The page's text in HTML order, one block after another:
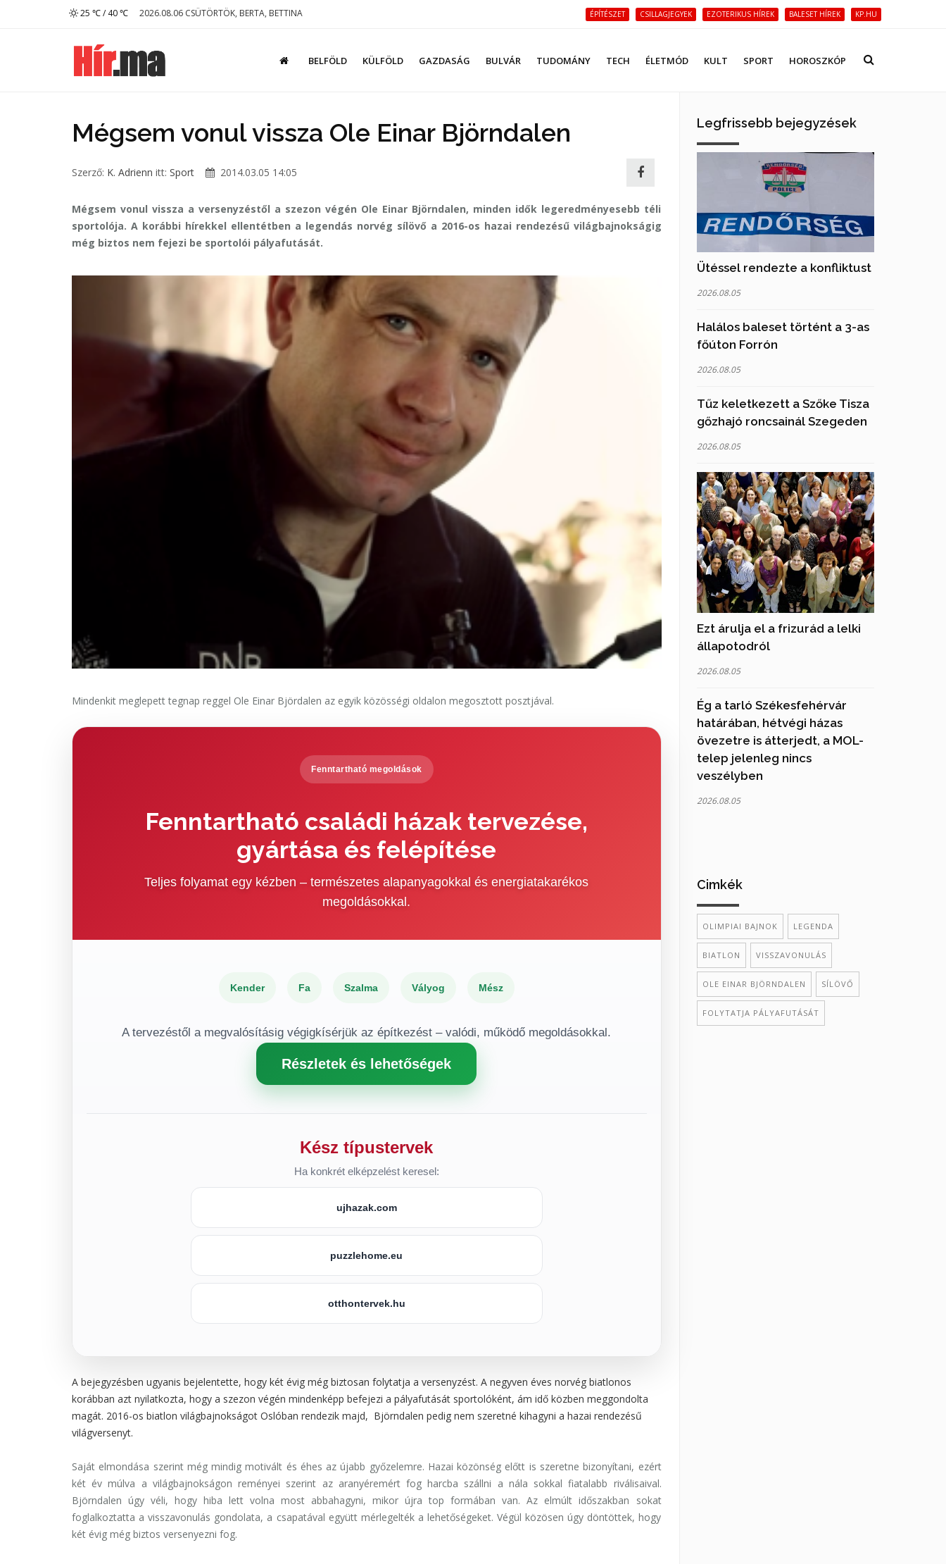
25 ℃ / 40 ℃ 2026.08.06 CSÜTÖRTÖK, BERTA, BETTINA ÉPÍTÉSZET CSILLAGJEGYEK EZOTERIKUS HÍREK BALESET HÍREK KP.HU
BELFÖLD KÜLFÖLD GAZDASÁG BULVÁR TUDOMÁNY TECH ÉLETMÓD KULT SPORT HOROSZKÓP
Mégsem vonul vissza Ole Einar Björndalen
Szerző: K. Adrienn itt: Sport 2014.03.05 14:05
Mégsem vonul vissza a versenyzéstől a szezon végén Ole Einar Björndalen, minden idők legeredményesebb téli
sportolója. A korábbi hírekkel ellentétben a legendás norvég sílövő a 2016-os hazai rendezésű világbajnokságig
még biztos nem fejezi be sportolói pályafutását.
Mindenkit meglepett tegnap reggel Ole Einar Björdalen az egyik közösségi oldalon megosztott posztjával.
Fenntartható megoldások
Fenntartható családi házak tervezése,
gyártása és felépítése
Teljes folyamat egy kézben – természetes alapanyagokkal és energiatakarékos
megoldásokkal.
Kender Fa Szalma Vályog Mész
A tervezéstől a megvalósításig végigkísérjük az építkezést – valódi, működő megoldásokkal.
Részletek és lehetőségek
Kész típustervek
Ha konkrét elképzelést keresel:
ujhazak.com
puzzlehome.eu
otthontervek.hu
A bejegyzésben ugyanis bejelentette, hogy két évig még biztosan folytatja a versenyzést. A negyven éves norvég biatlonos
korábban azt nyilatkozta, hogy a szezon végén mindenképp befejezi a pályafutását sportolóként, ám idő közben meggondolta
magát. 2016-os biatlon világbajnokságot Oslóban rendezik majd, Björndalen pedig nem szeretné kihagyni a hazai rendezésű
világversenyt.
Saját elmondása szerint még mindig motivált és éhes az újabb győzelemre. Hazai közönség előtt is szeretne bizonyítani, ezért
két év múlva a világbajnokságon reményei szerint az aranyéremért fog harcba szállni a nála sokkal fiatalabb riválisaival.
Björndalen úgy véli, hogy hiba lett volna most abbahagyni, mikor újra top formában van. Az elmúlt időszakban sokat
foglalkoztatta a visszavonulás gondolata, a csapatával együtt mérlegelték a lehetőségeket. Végül közösen úgy döntöttek, hogy
két évig még biztos versenyezni fog.
Legfrissebb bejegyzések
Ütéssel rendezte a konfliktust
2026.08.05
Halálos baleset történt a 3-as
főúton Forrón
2026.08.05
Tűz keletkezett a Szőke Tisza
gőzhajó roncsainál Szegeden
2026.08.05
Ezt árulja el a frizurád a lelki
állapotodról
2026.08.05
Ég a tarló Székesfehérvár
határában, hétvégi házas
övezetre is átterjedt, a MOL-
telep jelenleg nincs
veszélyben
2026.08.05
Cimkék
OLIMPIAI BAJNOK LEGENDA
BIATLON VISSZAVONULÁS
OLE EINAR BJÖRNDALEN SÍLÖVŐ
FOLYTATJA PÁLYAFUTÁSÁT